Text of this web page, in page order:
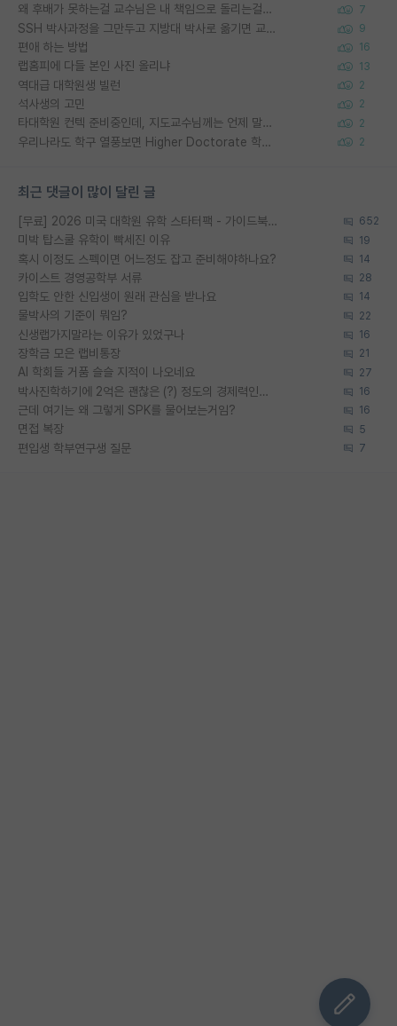
왜 후배가 못하는걸 교수님은 내 책임으로 돌리는걸까요? 7
SSH 박사과정을 그만두고 지방대 박사로 옮기면 교수의 꿈은 끝일까요? 9
편애 하는 방법 16
랩홈피에 다들 본인 사진 올리냐 13
역대급 대학원생 빌런 2
석사생의 고민 2
타대학원 컨텍 준비중인데, 지도교수님께는 언제 말씀드려야 할까요? 2
우리나라도 학구 열풍보면 Higher Doctorate 학위가 필요하다고 봅니다. 2
최근 댓글이 많이 달린 글
[무료] 2026 미국 대학원 유학 스타터팩 - 가이드북 & 합격자 컨택메일 템플릿 652
미박 탑스쿨 유학이 빡세진 이유 19
혹시 이정도 스펙이면 어느정도 잡고 준비해야하나요? 14
카이스트 경영공학부 서류 28
입학도 안한 신입생이 원래 관심을 받나요 14
물박사의 기준이 뭐임? 22
신생랩가지말라는 이유가 있었구나 16
장학금 모은 랩비통장 21
AI 학회들 거품 슬슬 지적이 나오네요 27
박사진학하기에 2억은 괜찮은 (?) 정도의 경제력인가요 16
근데 여기는 왜 그렇게 SPK를 물어보는거임? 16
면접 복장 5
편입생 학부연구생 질문 7